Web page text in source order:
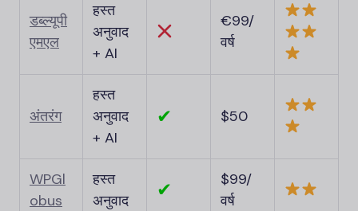
डब्ल्यूपी
एमएल
हस्त
अनुवाद
+ AI
€99/
वर्ष
अंतरंग
हस्त
अनुवाद
+ AI
✔ $50
WPGl
obus
हस्त
अनुवाद
✔
$99/
वर्ष